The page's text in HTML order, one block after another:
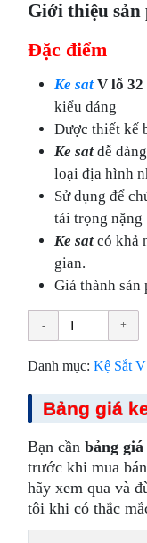
Giới thiệu sản
Đặc điểm
Ke sat V lỗ 32
kiểu dáng
Được thiết kế
Ke sat dễ
loại địa hình
Sử dụng để
tải trọng nặng
Ke sat có khả
gian.
Giá thành sản
Danh mục:Kệ Sắt
Bảng giá
Bạn cầnbảng
trước khi mua
hãy xem qua và
tôi khi có thắc